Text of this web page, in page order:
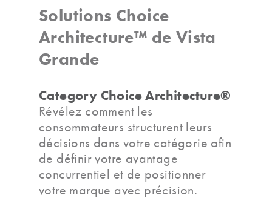
Solutions Choice
Architecture™ de Vista
Grande
Category Choice Architecture®
Révélez comment les
consommateurs structurent leurs
décisions dans votre catégorie afin
de définir votre avantage
concurrentiel et de positionner
votre marque avec précision.